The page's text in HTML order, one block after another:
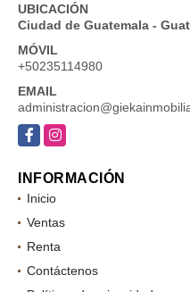
UBICACIÓN
Ciudad de Guatemala -
MÓVIL
+50235114980
EMAIL
FacebookInstagram
INFORMACIÓN
Inicio
Ventas
Renta
Contáctenos